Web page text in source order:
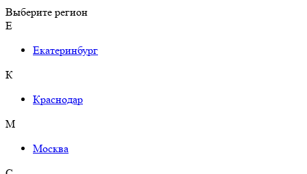
Выберите регион
Е
Екатеринбург
К
Краснодар
М
Москва